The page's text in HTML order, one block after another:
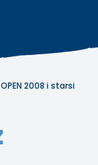
2008 i starsi